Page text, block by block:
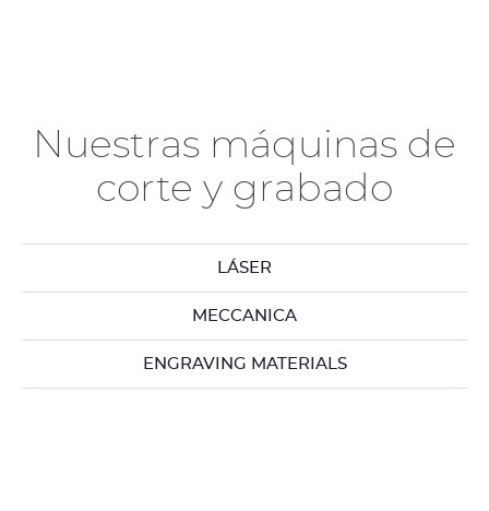
Nuestras máquinas de
corte y grabado
LÁSER
MECCANICA
ENGRAVING MATERIALS